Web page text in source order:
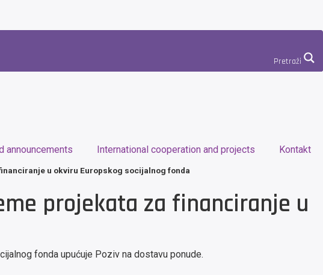
Pretraži
announcements International cooperation and projects Kontakt
u okviru Europskog socijalnog fonda
projekata za financiranje u
fonda upućuje Poziv na dostavu ponude.